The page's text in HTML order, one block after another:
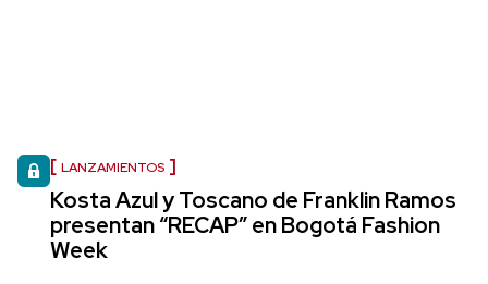
LANZAMIENTOS
Kosta Azul y Toscano de Franklin Ramos
presentan “RECAP” en Bogotá Fashion
Week